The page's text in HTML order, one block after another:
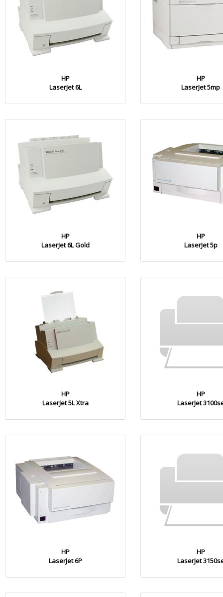
HP
LaserJet 6L
HP
LaserJet 5mp
HP
LaserJet 6L Gold
HP
LaserJet 5p
HP
LaserJet 5L Xtra
HP
LaserJet
HP
LaserJet 6P
HP
LaserJet